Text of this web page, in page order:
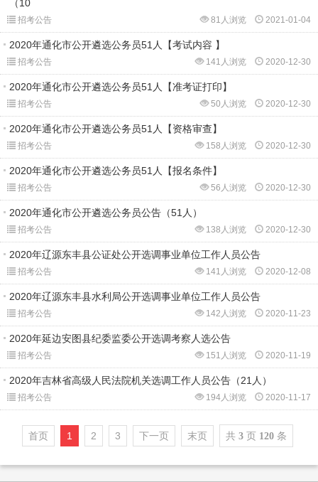
（10
招考公告 2021-01-04
81人浏览
2020年通化市公开遴选公务员51人【考试内容 】
招考公告 2020-12-30
141人浏览
2020年通化市公开遴选公务员51人【准考证打印】
招考公告 2020-12-30
50人浏览
2020年通化市公开遴选公务员51人【资格审查】
招考公告 2020-12-30
158人浏览
2020年通化市公开遴选公务员51人【报名条件】
招考公告 2020-12-30
56人浏览
2020年通化市公开遴选公务员公告（51人）
招考公告 2020-12-30
138人浏览
2020年辽源东丰县公证处公开选调事业单位工作人员公告
招考公告 2020-12-08
141人浏览
2020年辽源东丰县水利局公开选调事业单位工作人员公告
招考公告 2020-11-23
142人浏览
2020年延边安图县纪委监委公开选调考察人选公告
招考公告 2020-11-19
151人浏览
2020年吉林省高级人民法院机关选调工作人员公告（21人）
招考公告 2020-11-17
194人浏览
首页 1 2 3 下一页 末页 共 3页 120条